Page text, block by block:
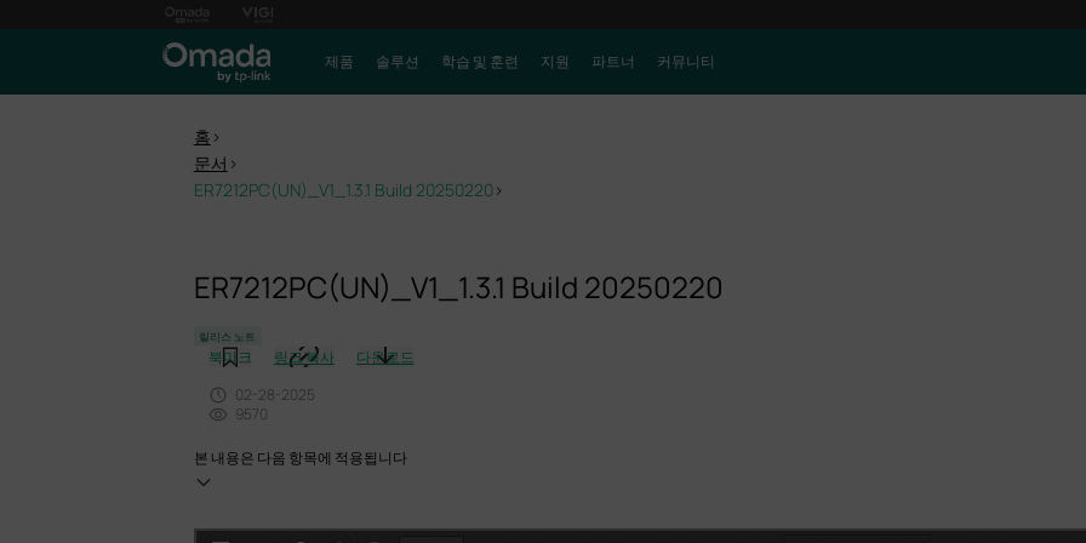
제품 솔루션 학습 및 훈련 지원 파트너 커뮤니티
홈 >
문서 >
ER7212PC(UN)_V1_1.3.1 Build 20250220>
ER7212PC(UN)_V1_1.3.1 Build 20250220
릴리스 노트
북마크 링크 복사
다운로드
02-28-2025
9570
본 내용은 다음 항목에 적용됩니다